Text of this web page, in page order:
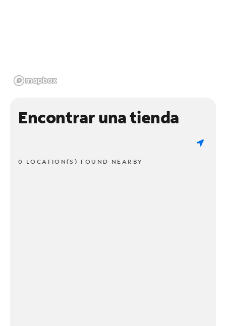
Encontrar una tienda
0 LOCATION(S) FOUND NEARBY